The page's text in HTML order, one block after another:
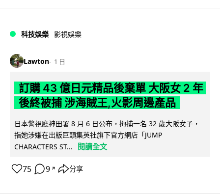
科技娛樂 影視娛樂
Lawton 1 日
訂購 43 億日元精品後棄單 大阪女 2 年
後終被捕 涉海賊王,火影周邊產品
日本警視廳神田署 8 月 6 日公布，拘捕一名 32 歲大阪女子，
指她涉嫌在出版巨頭集英社旗下官方網店「JUMP
CHARACTERS ST...
閱讀全文
75 9 ↗ 分享